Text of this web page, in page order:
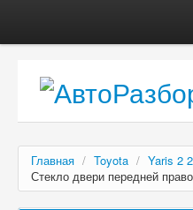
Автосервис
Как купить
Главная / Toyota / Yaris 2
Стекло двери передней